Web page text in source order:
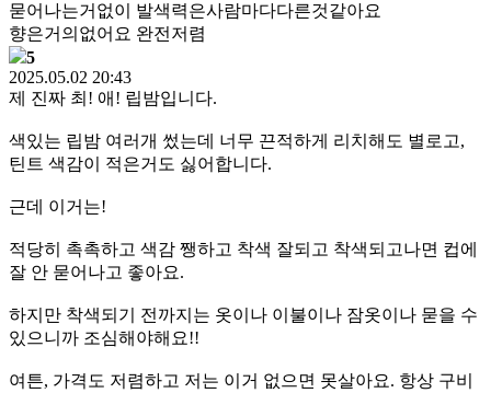
묻어나는거없이 발색력은사람마다다른것같아요
향은거의없어요 완전저렴
5
2025.05.02 20:43
제 진짜 최! 애! 립밤입니다.
색있는 립밤 여러개 썼는데 너무 끈적하게 리치해도 별로고,
틴트 색감이 적은거도 싫어합니다.
근데 이거는!
적당히 촉촉하고 색감 쨍하고 착색 잘되고 착색되고나면 컵에
잘 안 묻어나고 좋아요.
하지만 착색되기 전까지는 옷이나 이불이나 잠옷이나 묻을 수
있으니까 조심해야해요!!
여튼, 가격도 저렴하고 저는 이거 없으면 못살아요. 항상 구비